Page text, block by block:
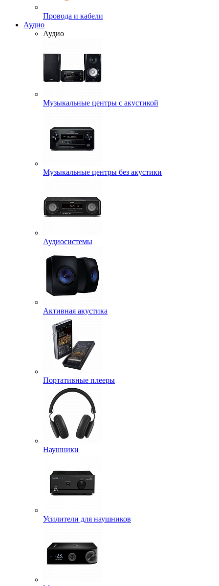
Провода и кабели
Аудио
Аудио
Музыкальные центры с акустикой
Музыкальные центры без акустики
Аудиосистемы
Активная акустика
Портативные плееры
Наушники
Усилители для наушников